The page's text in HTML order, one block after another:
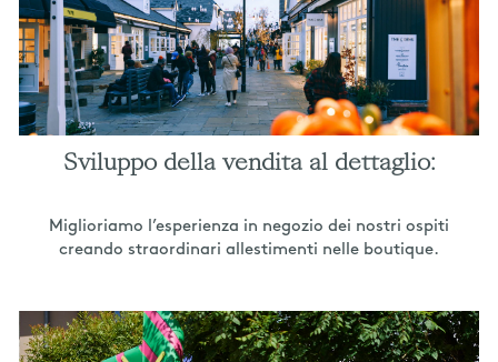
Sviluppo della vendita al dettaglio:
Miglioriamo l’esperienza in negozio dei nostri ospiti
creando straordinari allestimenti nelle boutique.